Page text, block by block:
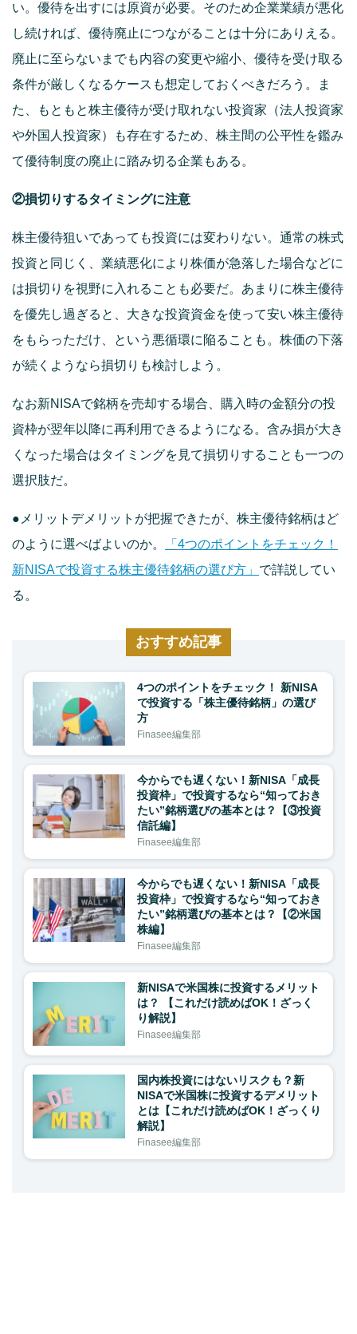
い。優待を出すには原資が必要。そのため企業業績が悪化
し続ければ、優待廃止につながることは十分にありえる。
廃止に至らないまでも内容の変更や縮小、優待を受け取る
条件が厳しくなるケースも想定しておくべきだろう。ま
た、もともと株主優待が受け取れない投資家（法人投資家
や外国人投資家）も存在するため、株主間の公平性を鑑み
て優待制度の廃止に踏み切る企業もある。
②損切りするタイミングに注意
株主優待狙いであっても投資には変わりない。通常の株式
投資と同じく、業績悪化により株価が急落した場合などに
は損切りを視野に入れることも必要だ。あまりに株主優待
を優先し過ぎると、大きな投資資金を使って安い株主優待
をもらっただけ、という悪循環に陥ることも。株価の下落
が続くようなら損切りも検討しよう。
なお新NISAで銘柄を売却する場合、購入時の金額分の投
資枠が翌年以降に再利用できるようになる。含み損が大き
くなった場合はタイミングを見て損切りすることも一つの
選択肢だ。
●メリットデメリットが把握できたが、株主優待銘柄はど
のように選べばよいのか。
「4つのポイントをチェック！
新NISAで投資する株主優待銘柄の選び方」 で詳説してい
る。
おすすめ記事
4つのポイントをチェック！ 新NISA
で投資する「株主優待銘柄」の選び
方
Finasee編集部
今からでも遅くない！新NISA「成長
投資枠」で投資するなら“知っておき
たい”銘柄選びの基本とは？【③投資
信託編】
Finasee編集部
今からでも遅くない！新NISA「成長
投資枠」で投資するなら“知っておき
たい”銘柄選びの基本とは？【②米国
株編】
Finasee編集部
新NISAで米国株に投資するメリット
は？ 【これだけ読めばOK！ざっく
り解説】
Finasee編集部
国内株投資にはないリスクも？新
NISAで米国株に投資するデメリット
とは【これだけ読めばOK！ざっくり
解説】
Finasee編集部